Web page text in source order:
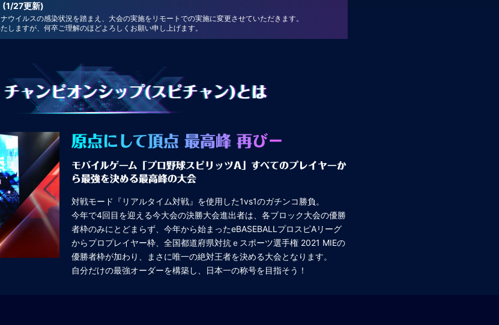
(1/27更新)
ウイルスの感染状況を踏まえ、大会の実施をリモートでの実施に変更させていただきます。
しますが、何卒ご理解のほどよろしくお願い申し上げます。
ャンピオンシップ(スピチャン)とは
原点にして頂点 最高峰 再び－
モバイルゲーム「プロ野球スピリッツA」すべてのプレイヤーか
ら最強を決める最高峰の大会
対戦モード『リアルタイム対戦』を使用した1vs1のガチンコ勝負。
今年で4回目を迎える今大会の決勝大会進出者は、各ブロック大会の優勝
者枠のみにとどまらず、今年から始まったeBASEBALLプロスピAリーグ
からプロプレイヤー枠、全国都道府県対抗ｅスポーツ選手権 2021 MIEの
優勝者枠が加わり、まさに唯一の絶対王者を決める大会となります。
自分だけの最強オーダーを構築し、日本一の称号を目指そう！